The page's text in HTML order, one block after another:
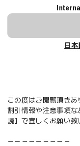
日
この度はご閲覧頂きあ
割引情報や注意事項
読】で宜しくお願い致
－－－－－－－－－